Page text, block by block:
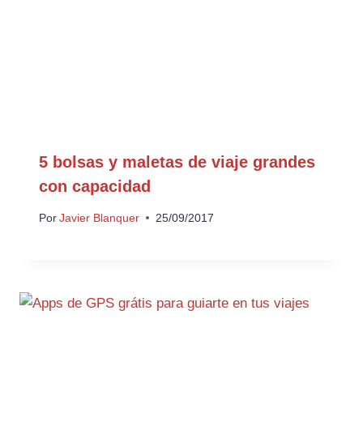
5 bolsas y maletas de viaje grandes
con capacidad
Por Javier Blanquer 25/09/2017